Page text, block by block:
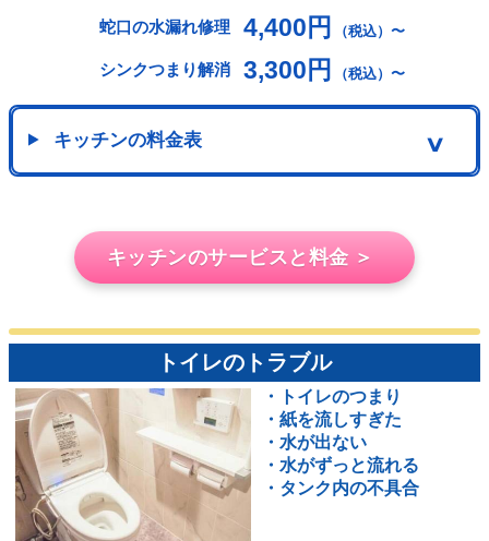
蛇口の水漏れ修理 4,400円 （税込）〜
シンクつまり解消 3,300円 （税込）〜
キッチンの料金表 ∨
キッチンのサービスと料金 ＞
トイレのトラブル
・トイレのつまり
・紙を流しすぎた
・水が出ない
・水がずっと流れる
・タンク内の不具合